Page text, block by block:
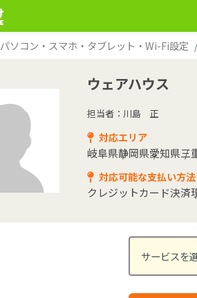
パソコン・スマホ・タブレット・Wi-Fi設定
ウェアハウス
担当者：川島 正
対応エリア
岐阜県静岡県愛知県三
対応可能な支払い方法
クレジットカード決済